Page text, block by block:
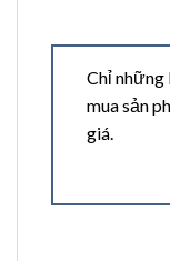
Chỉ những
mua sản
giá.